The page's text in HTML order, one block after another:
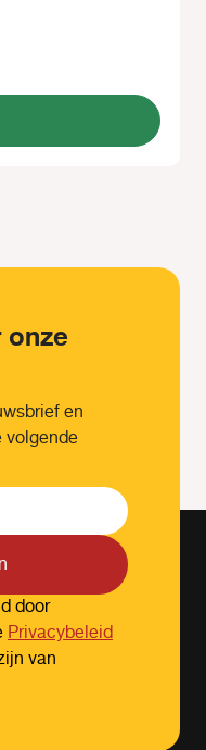
en
volgende
door
Privacybeleid
van